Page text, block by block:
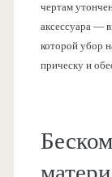
чертам
аксессуара —
которой убор
прическу и